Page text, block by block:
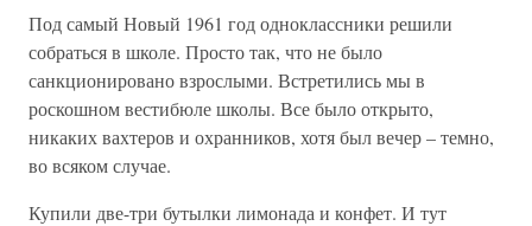
Под самый Новый 1961 год одноклассники решили
собраться в школе. Просто так, что не было
санкционировано взрослыми. Встретились мы в
роскошном вестибюле школы. Все было открыто,
никаких вахтеров и охранников, хотя был вечер – темно,
во всяком случае.
Купили две-три бутылки лимонада и конфет. И тут